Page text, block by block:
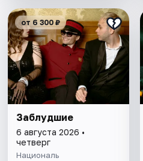
от 6 300 ₽
Заблудшие
6 августа 2026 •
четверг
Националь